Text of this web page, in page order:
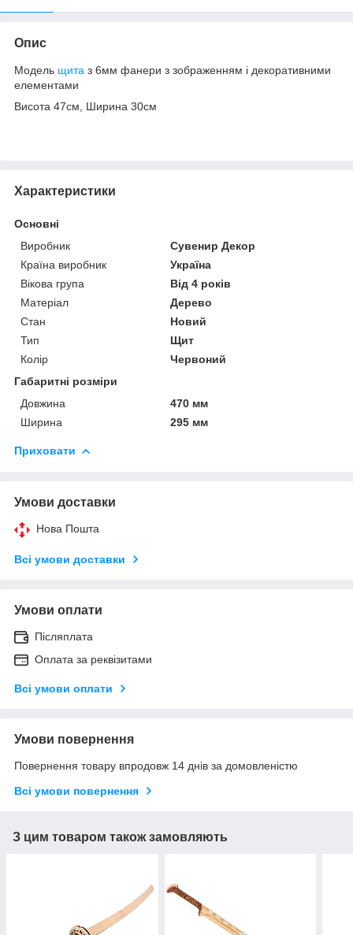
Опис
Модель щита з 6мм фанери з зображенням і декоративними
елементами
Висота 47см, Ширина 30см
Характеристики
Основні
Виробник
Сувенир Декор
Країна виробник
Україна
Вікова група
Від 4 років
Матеріал
Дерево
Стан
Новий
Тип
Щит
Колір
Червоний
Габаритні розміри
Довжина
470 мм
Ширина
295 мм
Приховати
Умови доставки
Нова Пошта
Всі умови доставки
Умови оплати
Післяплата
Оплата за реквізитами
Всі умови оплати
Умови повернення
Повернення товару впродовж 14 днів за домовленістю
Всі умови повернення
З цим товаром також замовляють